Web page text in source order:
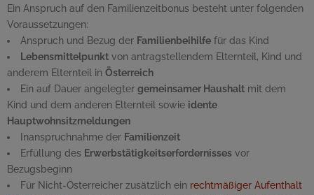
Ein Anspruch auf den Familienzeitbonus besteht unter folgenden
Voraussetzungen:
Anspruch und Bezug der Familienbeihilfe für das Kind
Lebensmittelpunkt von antragstellendem Elternteil, Kind und
anderem Elternteil in Österreich
Ein auf Dauer angelegter gemeinsamer Haushalt mit dem
Kind und dem anderen Elternteil sowie idente
Hauptwohnsitzmeldungen
Inanspruchnahme der Familienzeit
Erfüllung des Erwerbstätigkeitserfordernisses vor
Bezugsbeginn
Für Nicht-Österreicher zusätzlich ein rechtmäßiger Aufenthalt